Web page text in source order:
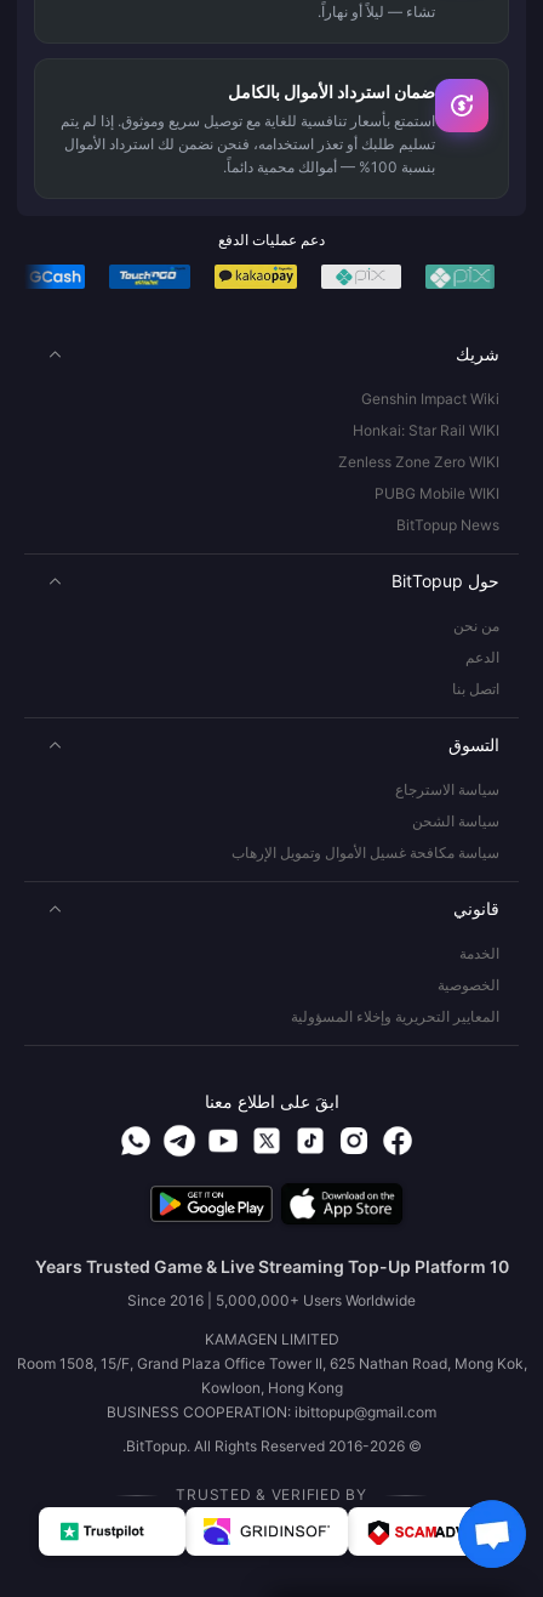
تشاء — ليلاً أو نهاراً.
ضمان استرداد الأموال بالكامل
استمتع بأسعار تنافسية للغاية مع توصيل سريع وموثوق. إذا لم يتم
تسليم طلبك أو تعذر استخدامه، فنحن نضمن لك استرداد الأموال
بنسبة 100% — أموالك محمية دائماً.
دعم عمليات الدفع
شريك
Genshin Impact Wiki
Honkai: Star Rail WIKI
Zenless Zone Zero WIKI
PUBG Mobile WIKI
BitTopup News
حول BitTopup
من نحن
الدعم
اتصل بنا
التسوق
سياسة الاسترجاع
سياسة الشحن
سياسة مكافحة غسيل الأموال وتمويل الإرهاب
قانوني
الخدمة
الخصوصية
المعايير التحريرية وإخلاء المسؤولية
ابقَ على اطلاع معنا
10 Years Trusted Game & Live Streaming Top-Up Platform
Since 2016 | 5,000,000+ Users Worldwide
KAMAGEN LIMITED
Room 1508, 15/F, Grand Plaza Office Tower II, 625 Nathan Road, Mong Kok,
Kowloon, Hong Kong
BUSINESS COOPERATION: ibittopup@gmail.com
© 2016-2026 BitTopup. All Rights Reserved.
TRUSTED & VERIFIED BY